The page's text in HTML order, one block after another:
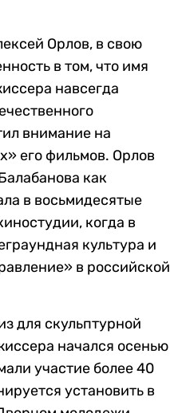
Орлов, в свою
в том, что имя
навсегда
внимание на
его фильмов. Орлов
как
в восьмидесятые
когда в
культура и
в российской
для скульптурной
начался осенью
участие более 40
установить в